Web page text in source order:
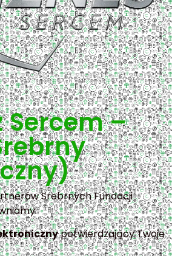
Sercem –
Srebrnych Fundacji
potwierdzający Twoje